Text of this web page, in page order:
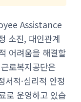
Assistance
소진, 대인관계
어려움을 해결할
로복지공단은
적·심리적 안정
로 운영하고 있습